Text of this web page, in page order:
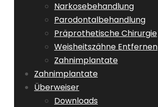
Narkosebehandlung
Parodontalbehandlung
Präprothetische Chirurgie
Weisheitszähne Entfernen
Zahnimplantate
Zahnimplantate
Überweiser
Downloads